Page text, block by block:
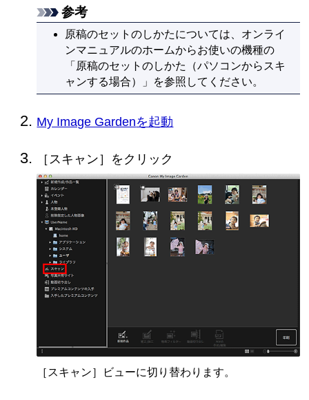
参考
原稿のセットのしかたについては、 オンライ
ンマニュアルのホームからお使いの機種の
「原稿のセットのしかた（パソコンからスキ
ャンする場合）」を参照してください。
My Image Gardenを起動
［ スキャン］をクリック
［ スキャン］ビューに切り替わります。